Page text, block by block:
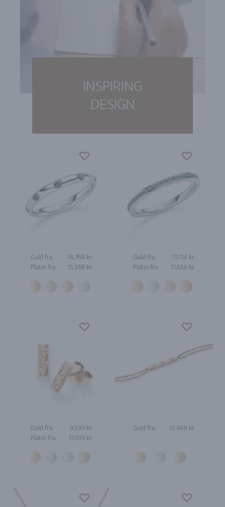
INSPIRING
DESIGN
Guld fra
14.768 kr.
Platin fra
15.568 kr.
Guld fra
11.114 kr.
Platin fra
11.656 kr.
Guld fra
9.239 kr.
Platin fra
11.019 kr.
Guld fra 12.948 kr.